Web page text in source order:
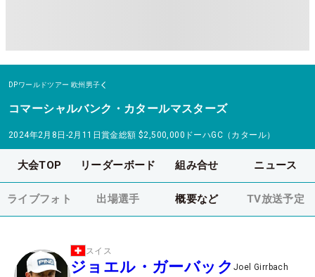
DPワールドツアー 欧州男子
コマーシャルバンク・カタールマスターズ
2024年2月8日-2月11日賞金総額 $2,500,000 ドーハGC（カタール）
大会TOP リーダーボード 組み合せ ニュース
ライブフォト 出場選手 概要など TV放送予定
スイス
ジョエル・ガーバック Joel Girrbach